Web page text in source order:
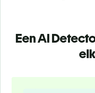
Een AI